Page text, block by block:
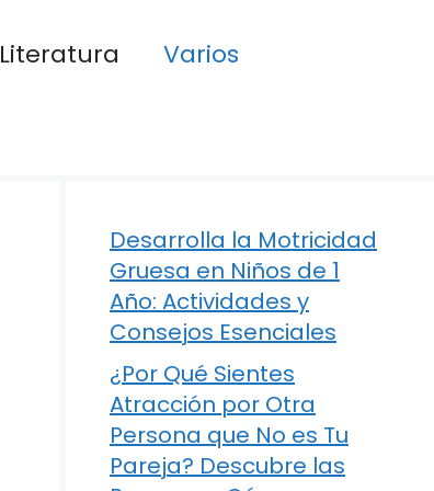
Literatura
Varios
Desarrolla la Motricidad
Gruesa en Niños de 1
Año: Actividades y
Consejos Esenciales
¿Por Qué Sientes
Atracción por Otra
Persona que No es Tu
Pareja? Descubre las